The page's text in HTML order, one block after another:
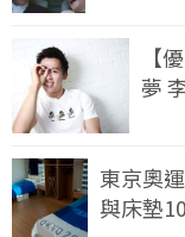
【
夢
東京奧
與床墊